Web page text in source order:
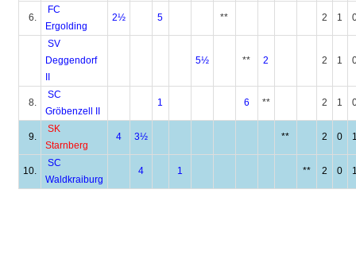
6.
FC
Ergolding
2½ 5 ** 2 1
SV
Deggendorf
5½ ** 2 2 1
8.
SC
Gröbenzell II
1 6 ** 2 1
9.
SK
Starnberg
4 3½ ** 2 0
10.
SC
Waldkraiburg
4 1 ** 2 0